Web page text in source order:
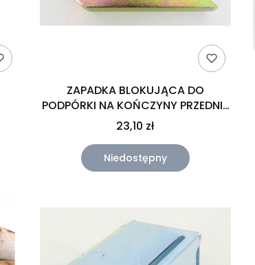
ZAPADKA BLOKUJĄCA DO
PODPÓRKI NA KOŃCZYNY PRZEDNIE
(61)
23,10 zł
Niedostępny